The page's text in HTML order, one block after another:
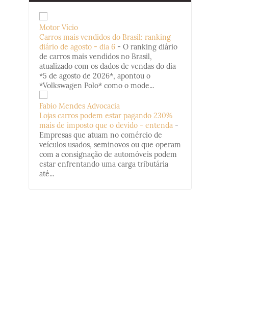
Motor Vício
Carros mais vendidos do Brasil: ranking
diário de agosto - dia 6 - O ranking diário
de carros mais vendidos no Brasil,
atualizado com os dados de vendas do dia
*5 de agosto de 2026*, apontou o
*Volkswagen Polo* como o mode...
Fabio Mendes Advocacia
Lojas carros podem estar pagando 230%
mais de imposto que o devido - entenda -
Empresas que atuam no comércio de
veículos usados, seminovos ou que operam
com a consignação de automóveis podem
estar enfrentando uma carga tributária
até...